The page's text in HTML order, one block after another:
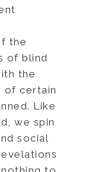
the
of blind
the
of certain
Like
we spin
social